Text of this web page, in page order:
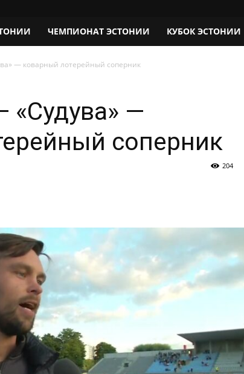
ЧЕМПИОНАТ ЭСТОНИИ КУБОК ЭСТОНИИ
— коварный лотерейный соперник
«Судува» —
соперник
204